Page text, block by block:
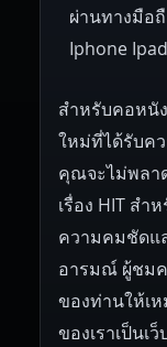
ผ่านทางมือ
Iphone
สำหรับคอหนั
ใหม่ที่ได้รับค
คุณจะไม่พลา
เรื่อง HIT ส
ความคมชัดแ
อารมณ์ ผู้ชมค
ของท่านให้เห
ของเราเป็นเ